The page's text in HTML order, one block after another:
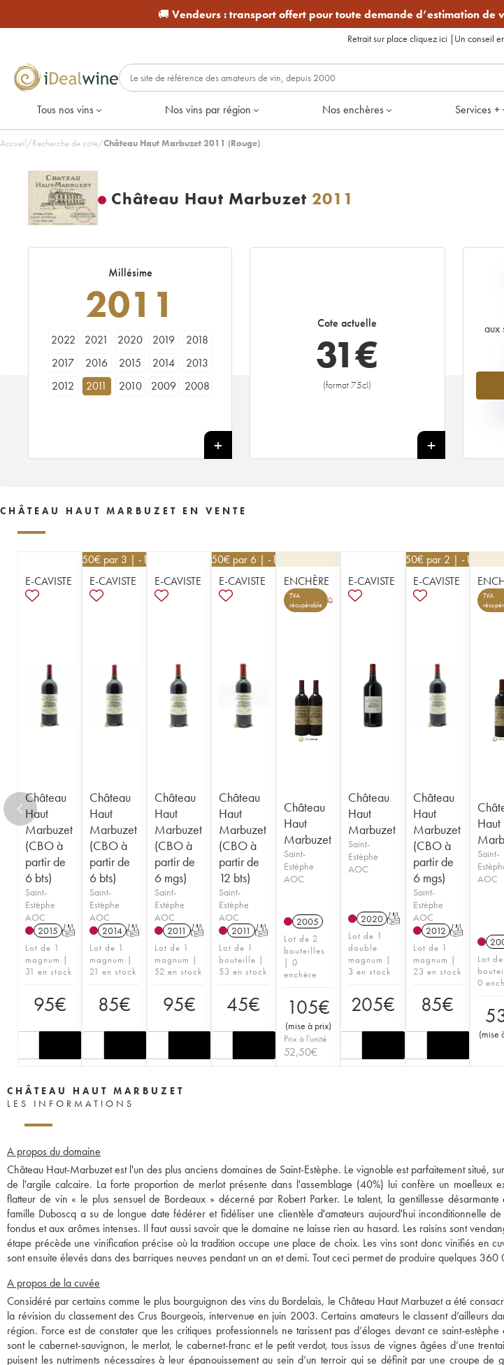
🚚 Vendeurs :transport offert pour toute demande d’estimation de
Retrait sur place cliquez ici | Un conseil
Tous nos vins Nos vins par région Nos enchères Services +
Accueil/Recherche de cote/Château Haut Marbuzet 2011 (Rouge)
Château Haut Marbuzet 2011
Millésime
2011
2022 2021 2020 2019
2018
2017
2016 2015 2014
2013
2012
2011 2010 2009
2008
1998
1997
1996 1995 1994
1993
1971 1970
1965 1962
Cote actuelle
31€
(format 75cl)
+
aux
CHÂTEAU HAUT MARBUZET EN VENTE
E-CAVISTE
Château
Haut
Marbuzet
(CBO à
partir de
6 bts)
Saint-
Estèphe
AOC
2015 T
Lot de 1
magnum |
31 en stock
95€
76,50€ par 3 | -10%
E-CAVISTE
Château
Haut
Marbuzet
(CBO à
partir de
6 bts)
Saint-
Estèphe
AOC
2014 T
Lot de 1
magnum |
21 en stock
85€
E-CAVISTE
Château
Haut
Marbuzet
(CBO à
partir de
6 mgs)
Saint-
Estèphe
AOC
2011 T
Lot de 1
magnum |
52 en stock
95€
40,50€ par 6 | -10%
E-CAVISTE
Château
Haut
Marbuzet
(CBO à
partir de
12 bts)
Saint-
Estèphe
AOC
2011 T
Lot de 1
bouteille |
53 en stock
45€
ENCHÈRE
TVA
récupérable
Château
Haut
Marbuzet
Saint-
Estèphe
AOC
2005
Lot de 2
bouteilles
| 0
enchère
105€
(mise à prix)
Prix à l'unité
52,50€
E-CAVISTE
Château
Haut
Marbuzet
Saint-
Estèphe
AOC
2020 T
Lot de 1
double
magnum |
3 en stock
205€
76,50€ par 2 | -10%
E-CAVISTE
Château
Haut
Marbuzet
(CBO à
partir de
6 mgs)
Saint-
Estèphe
AOC
2012 T
Lot de 1
magnum |
23 en stock
85€
TVA
Haut
Saint-
AOC
Lot
0
(mise
CHÂTEAU HAUT MARBUZET
LES INFORMATIONS
A propos du domaine
Château Haut-Marbuzet est l'un des plus anciens domaines de Saint-Estèphe. Le vignoble est parfaitement situé,
de l'argile calcaire. La forte proportion de merlot présente dans l'assemblage (40%) lui confère un moelleux
flatteur de vin « le plus sensuel de Bordeaux » décerné par Robert Parker. Le talent, la gentillesse
famille Duboscq a su de longue date fédérer et fidéliser une clientèle d'amateurs aujourd'hui inconditionnelle
fondus et aux arômes intenses. Il faut aussi savoir que le domaine ne laisse rien au hasard. Les raisins sont
étape précède une vinification précise où la tradition occupe une place de choix. Les vins sont donc vinifiés en
sont ensuite élevés dans des barriques neuves pendant un an et demi. Tout ceci permet de produire quelques
A propos de la cuvée
Considéré par certains comme le plus bourguignon des vins du Bordelais, le Château Haut Marbuzet a été
la révision du classement des Crus Bourgeois, intervenue en juin 2003. Certains amateurs le classent d’ailleurs
région. Force est de constater que les critiques professionnels ne tarissent pas d’éloges devant ce saint-
sont le cabernet-sauvignon, le merlot, le cabernet-franc et le petit verdot, tous issus de vignes âgées d’une
puisent les nutriments nécessaires à leur épanouissement au sein d’un terroir qui se définit par une croupe de